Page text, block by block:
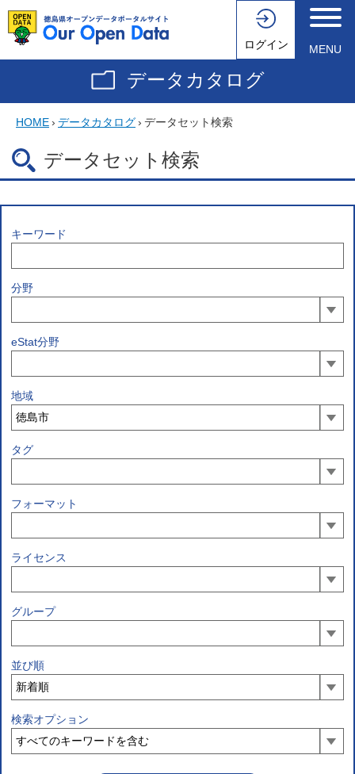
ログイン MENU
データカタログ
HOME› データカタログ› データセット検索
データセット検索
キーワード
分野
eStat分野
地域
タグ
フォーマット
ライセンス
グループ
並び順
検索オプション